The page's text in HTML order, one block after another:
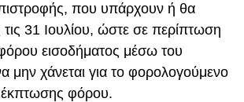
που υπάρχουν ή θα
31 Ιουλίου, ώστε σε περίπτωση
εισοδήματος μέσω του
μην χάνεται για το φορολογούμενο
έκπτωσης φόρου.